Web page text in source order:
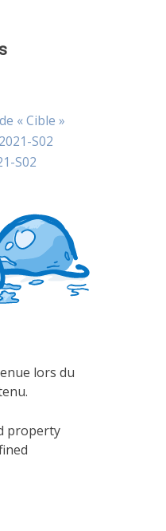
« Cible »
S02
S02
lors du
property